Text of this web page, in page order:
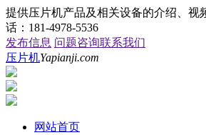
提供压片机产品及相关设备的介绍、视
话：181-4978-5536
发布信息 问题咨询联系我们
压片机Yapianji.com
网站首页